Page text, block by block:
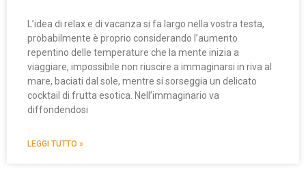
L’idea di relax e di vacanza si fa largo nella vostra testa,
probabilmente è proprio considerando l’aumento
repentino delle temperature che la mente inizia a
viaggiare, impossibile non riuscire a immaginarsi in riva al
mare, baciati dal sole, mentre si sorseggia un delicato
cocktail di frutta esotica. Nell’immaginario va
diffondendosi
LEGGI TUTTO »